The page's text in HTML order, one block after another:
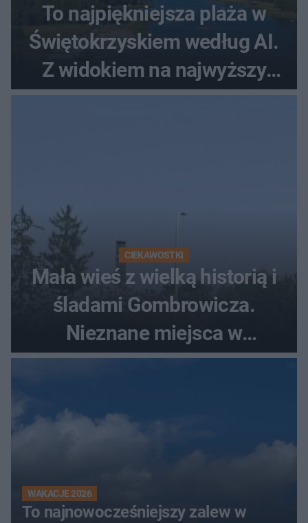
To najpiękniejsza plaża w
Świętokrzyskiem według AI.
Z widokiem na najwyższy
szczyt Gór Świętokrzyskich
CIEKAWOSTKI
Mała wieś z wielką historią i
śladami Gombrowicza.
Nieznane miejsca w
Świętokrzyskiem
WAKACJE 2026
To najnowocześniejszy zalew w